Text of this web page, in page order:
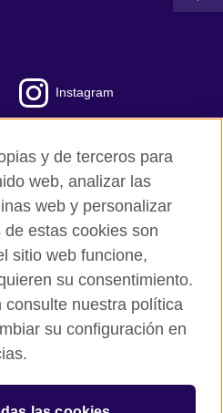
Instagram
de uso
y de terceros para
web, analizar las
web y personalizar
de estas cookies son
sitio web funcione,
su consentimiento.
consulte nuestra política
su configuración en